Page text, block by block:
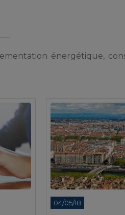
énergétique,
04/05/18